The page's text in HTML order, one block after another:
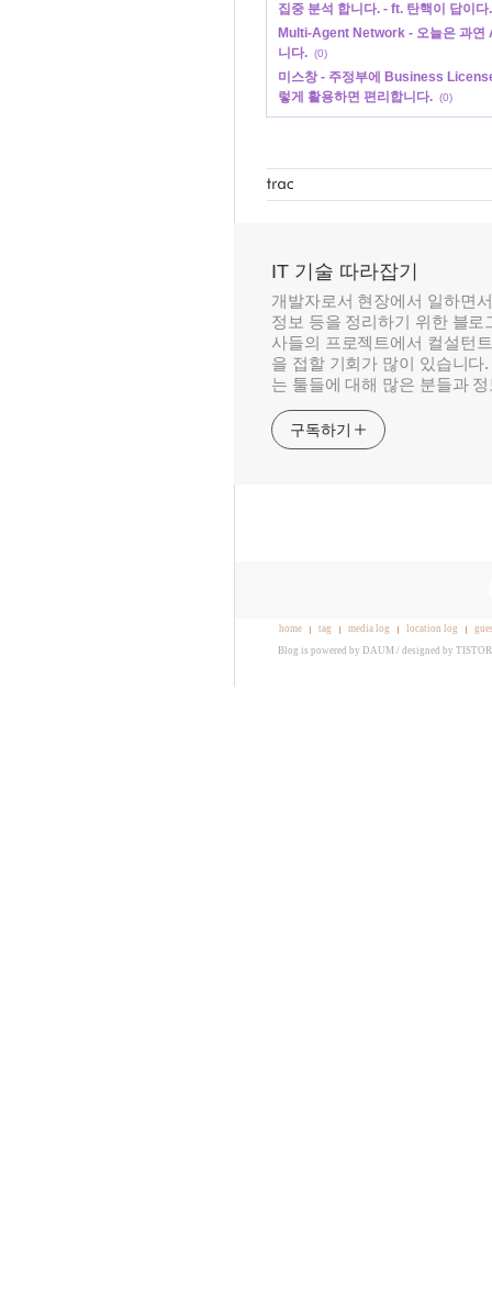
집중 분석 합니다. - ft. 탄핵이 답이다.
Multi-Agent Network - 오늘은 과연
니다. (0)
미스창 - 주정부에 Business
렇게 활용하면 편리합니다. (0)
IT 기술 따라잡기
개발자로서 현장에서 일하면
정보 등을 정리하기 위한 블
사들의 프로젝트에서 컬설턴
을 접할 기회가 많이 있습니
는 툴들에 대해 많은 분들과
구독하기
home tag media log location log
Blog is powered by DAUM / designed by